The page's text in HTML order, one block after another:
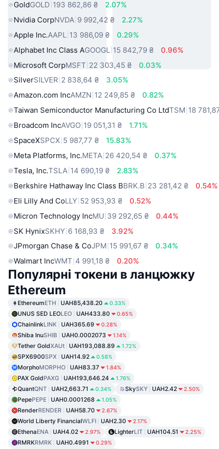
GoldGOLD 193 862,86 ₴
2.07%
Nvidia CorpNVDA 9 992,42 ₴
2.27%
Apple Inc.AAPL 13 986,09 ₴
0.29%
Alphabet Inc Class AGOOGL 15 842,79 ₴
0.96%
Microsoft CorpMSFT 22 303,45 ₴
0.03%
SilverSILVER 2 838,64 ₴
3.05%
Amazon.com IncAMZN 12 249,85 ₴
0.82%
Taiwan Semiconductor Manufacturing Co LtdTSM 18
Broadcom IncAVGO 19 051,31 ₴
1.71%
SpaceXSPCX 5 987,77 ₴
15.83%
Meta Platforms, Inc.META 26 420,54 ₴
0.37%
Tesla, Inc.TSLA 14 690,19 ₴
2.83%
Berkshire Hathaway Inc Class BBRK.B 23 281,42 ₴
0.54%
Eli Lilly And CoLLY 52 953,93 ₴
0.52%
Micron Technology IncMU 39 292,65 ₴
0.44%
SK HynixSKHY 6 168,93 ₴
3.92%
JPmorgan Chase & CoJPM 15 991,67 ₴
0.34%
Walmart IncWMT 4 991,18 ₴ 0.20%
Популярні токени в ланцюжку
Ethereum
EthereumETH UAH85,438.20 0.33%
UNUS SED LEOLEO UAH433.80 0.65%
ChainlinkLINK UAH365.69 0.28%
Shiba InuSHIB UAH0.0002073 1.14%
Tether GoldXAUt UAH193,088.89 1.72%
SPX6900SPX UAH14.92 0.58%
MorphoMORPHO UAH83.37 1.84%
PAX GoldPAXG UAH193,646.24 1.76%
QuantQNT UAH2,663.71 0.34% SkySKY UAH2.42 2.50%
PepePEPE UAH0.0001268 1.05%
RenderRENDER UAH58.70 2.67%
World Liberty FinancialWLFI UAH2.30 2.17%
EthenaENA UAH4.02 2.97% LighterLIT UAH104.51 2.25%
RMRKRMRK UAH0.4991 0.29%